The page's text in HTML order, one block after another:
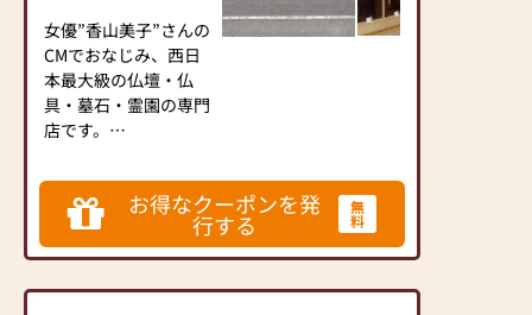
また墓石の販売・修復
（傾き直し、墓じま
い）年間清掃等も承っ
ております。草の生え
にくい土（防草マサ）
も多くの方よりご依頼
女優”香山美子”さんの
CMでおなじみ、西日
本最大級の仏壇・仏
具・墓石・霊園の専門
店です。
◆おかげさまでご好評
をいただいておりま
す、オリジナル仏
壇”よろい”・オリジナ
お得なクーポンを発
行する
無
料